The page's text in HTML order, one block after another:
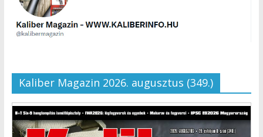
Kaliber Magazin 2026. augusztus (349.)